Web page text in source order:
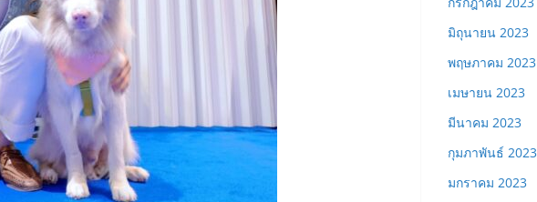
มิถุนายน 2023
พฤษภาคม 2023
เมษายน 2023
มีนาคม 2023
กุมภาพันธ์ 2023
มกราคม 2023